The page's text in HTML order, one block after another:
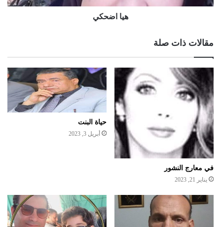
هيا اضحكي
مقالات ذات صلة
في معارج النشور
يناير 21, 2023
حياة البنت
أبريل 3, 2023